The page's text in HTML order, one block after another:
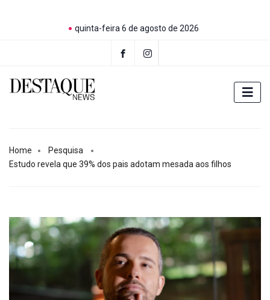
quinta-feira 6 de agosto de 2026
Home
Pesquisa
Estudo revela que 39% dos pais adotam mesada aos filhos